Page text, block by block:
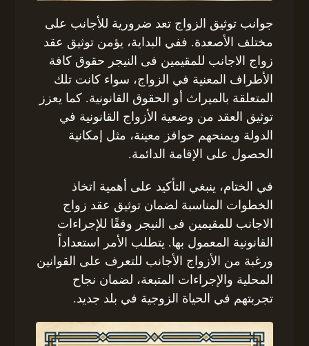
جوانب توثيق الزواج تعد ضرورية للأجانب على
مختلف الأصعدة. ففي البداية، يؤمن توثيق عقد
زواج الاجانب للمقيمين فى النيجر حقوق كافة
الأطراف المعنية في الزواج، سواء كانت تلك
المتعلقة بالميراث أو الحقوق القانونية. كما يعزز
توثيق العقد من وضعية الأزواج القانونية في
الدولة ويمنحهم حوافز معينة، مثل إمكانية
الحصول على الإقامة الدائمة.
في الختام، ينبغي التأكيد على أهمية اتخاذ
الخطوات المناسبة لضمان توثيق عقد زواج
الاجانب للمقيمين فى النيجر وفقًا للإجراءات
القانونية المعمول بها. يتطلب الأمر استعداداً
ورغبة من الأزواج الأجانب للتعرف على القوانين
المحلية والإجراءات المتبعة، لضمان نجاح
تجربتهم في الحياة الزوجية في بلد جديد.